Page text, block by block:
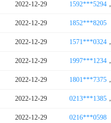
2022-12-29 1592***5294 ，
2022-12-29 1852***8205
2022-12-29 1571***0324 ，
2022-12-29 1997***1234 ，
2022-12-29 1801***7375 ，
2022-12-29 0213***1385 ，
2022-12-29 0216***0598